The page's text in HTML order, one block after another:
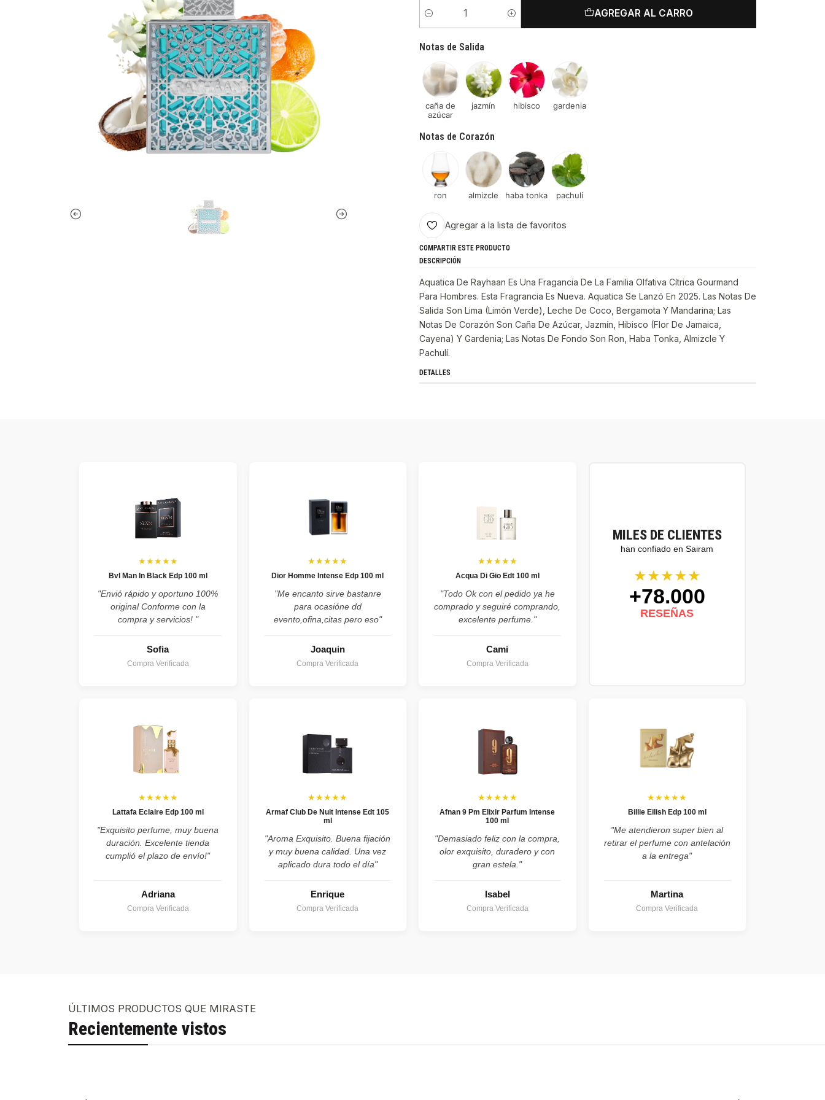
Cantidad
AGREGAR AL CARRO
Notas de Salida
caña de
azúcar
jazmín hibisco gardenia
Notas de Corazón
ron almizcle haba tonka pachulí
Agregar a la lista de favoritos
COMPARTIR ESTE PRODUCTO
DESCRIPCIÓN
Aquatica De Rayhaan Es Una Fragancia De La Familia Olfativa Cítrica Gourmand
Para Hombres. Esta Fragrancia Es Nueva. Aquatica Se Lanzó En 2025. Las Notas De
Salida Son Lima (Limón Verde), Leche De Coco, Bergamota Y Mandarina; Las
Notas De Corazón Son Caña De Azúcar, Jazmín, Hibisco (Flor De Jamaica,
Cayena) Y Gardenia; Las Notas De Fondo Son Ron, Haba Tonka, Almizcle Y
Pachulí.
DETALLES
MILES DE CLIENTES
han confiado en Sairam
★★★★★
+78.000
RESEÑAS
★★★★★
Bvl Man In Black Edp 100 ml
"Envió rápido y oportuno 100%
original Conforme con la
compra y servicios! "
Sofia
Compra Verificada
★★★★★
Dior Homme Intense Edp 100 ml
"Me encanto sirve bastanre
para ocasióne dd
evento,ofina,citas pero eso"
Joaquin
Compra Verificada
★★★★★
Acqua Di Gio Edt 100 ml
"Todo Ok con el pedido ya he
comprado y seguiré comprando,
excelente perfume."
Cami
Compra Verificada
★★★★★
Lattafa Eclaire Edp 100 ml
"Exquisito perfume, muy buena
duración. Excelente tienda
cumplió el plazo de envío!"
Adriana
Compra Verificada
★★★★★
Armaf Club De Nuit Intense Edt 105
ml
"Aroma Exquisito. Buena fijación
y muy buena calidad. Una vez
aplicado dura todo el día"
Enrique
Compra Verificada
★★★★★
Afnan 9 Pm Elixir Parfum Intense
100 ml
"Demasiado feliz con la compra,
olor exquisito, duradero y con
gran estela."
Isabel
Compra Verificada
★★★★★
Billie Eilish Edp 100 ml
"Me atendieron super bien al
retirar el perfume con antelación
a la entrega"
Martina
Compra Verificada
ÚLTIMOS PRODUCTOS QUE MIRASTE
Recientemente vistos